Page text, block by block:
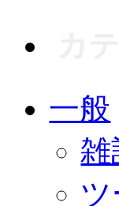
一般
雑
ツ